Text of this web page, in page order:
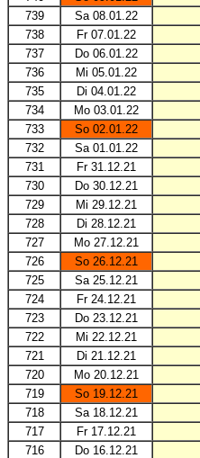
739
Sa 08.01.22
738
Fr 07.01.22
737
Do 06.01.22
736
Mi 05.01.22
735
Di 04.01.22
734
Mo 03.01.22
733
So 02.01.22
732
Sa 01.01.22
731
Fr 31.12.21
730
Do 30.12.21
729
Mi 29.12.21
728
Di 28.12.21
727
Mo 27.12.21
726
So 26.12.21
725
Sa 25.12.21
724
Fr 24.12.21
723
Do 23.12.21
722
Mi 22.12.21
721
Di 21.12.21
720
Mo 20.12.21
719
So 19.12.21
718
Sa 18.12.21
717
Fr 17.12.21
716
Do 16.12.21